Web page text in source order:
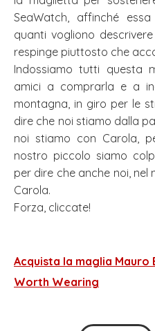
SeaWatch, affinché
quanti vogliono
respinge piuttosto che
Indossiamo tutti questa
amici a comprarla e a
montagna, in giro per le
dire che noi stiamo dalla
noi stiamo con Carola,
nostro piccolo siamo
per dire che anche noi, nel
Carola.
Forza, cliccate!
Acquista la maglia Mauro
Worth Wearing